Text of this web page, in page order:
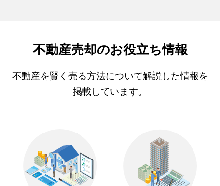
不動産売却のお役立ち情報
不動産を賢く売る方法について解説した情報を
掲載しています。